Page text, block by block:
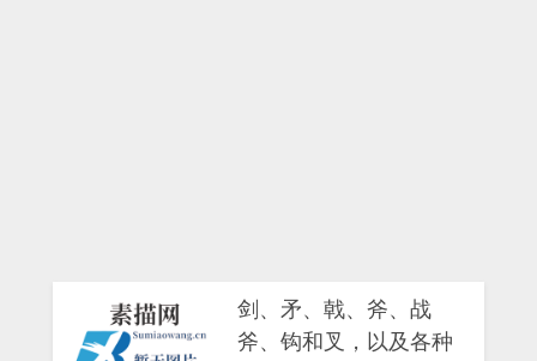
剑、矛、戟、斧、战
斧、钩和叉，以及各种